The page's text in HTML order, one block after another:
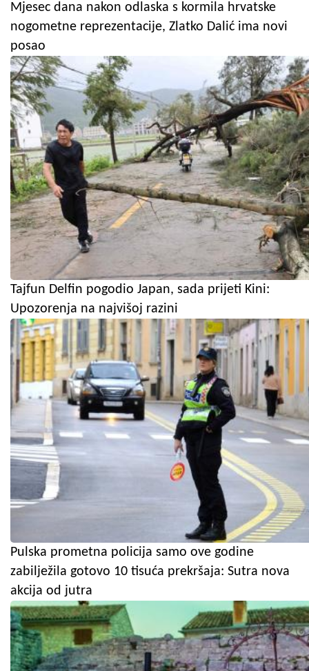
Mjesec dana nakon odlaska s kormila hrvatske
nogometne reprezentacije, Zlatko Dalić ima novi
posao
Tajfun Delfin pogodio Japan, sada prijeti Kini:
Upozorenja na najvišoj razini
Pulska prometna policija samo ove godine
zabilježila gotovo 10 tisuća prekršaja: Sutra nova
akcija od jutra